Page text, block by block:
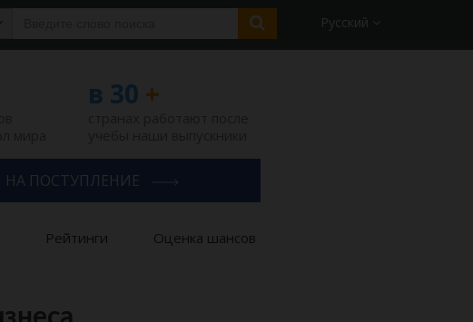
Русский
в 30 +
ПОСТУПЛЕНИЕ
Рейтинги Оценка шансов